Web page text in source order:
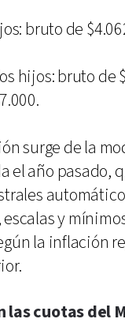
bruto de
hijos: bruto de
surge de la
el año pasado,
y
la inflación
las cuotas del